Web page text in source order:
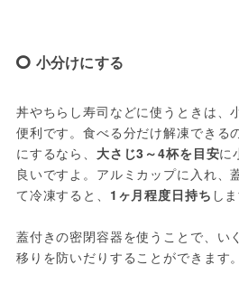
小分けにする
丼やちらし寿司などに使うときは、
便利です。食べる分だけ解凍できる
にするなら、 大さじ3～4杯を目安に
良いですよ。アルミカップに入れ、
て冷凍すると、 1ヶ月程度日持ち しま
蓋付きの密閉容器を使うことで、い
移りを防いだりすることができます。